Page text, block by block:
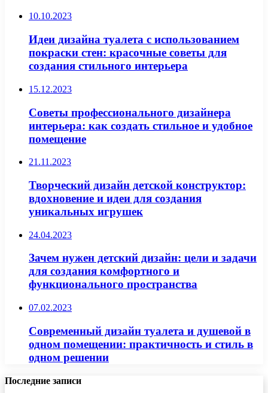
10.10.2023
Идеи дизайна туалета с использованием
покраски стен: красочные советы для
создания стильного интерьера
15.12.2023
Советы профессионального дизайнера
интерьера: как создать стильное и удобное
помещение
21.11.2023
Творческий дизайн детской конструктор:
вдохновение и идеи для создания
уникальных игрушек
24.04.2023
Зачем нужен детский дизайн: цели и задачи
для создания комфортного и
функционального пространства
07.02.2023
Современный дизайн туалета и душевой в
одном помещении: практичность и стиль в
одном решении
Последние записи